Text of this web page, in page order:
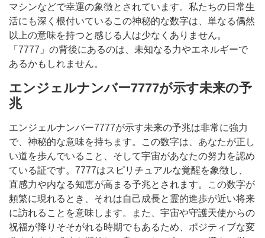
マシンなどで幸運の象徴とされています。私たちの日常生
活にも深く根付いているこの神秘的な数字は、単なる偶然
以上の意味を持つと感じる人は少なくありません。
「7777」の背後にあるのは、未知なる力やエネルギーで
あるかもしれません。
エンジェルナンバー7777が示す未来の予
兆
エンジェルナンバー7777が示す未来の予兆は非常に強力
で、神秘的な意味を持ちます。この数字は、あなたが正し
い道を歩んでいること、そして宇宙があなたの努力を認め
ている証です。7777はスピリチュアルな覚醒を象徴し、
直感力や内なる知恵が高まる予兆とされます。この数字が
頻繁に現れるとき、それは自己成長と霊的進歩が近い将来
に訪れることを意味します。また、宇宙や守護天使からの
祝福が降りそそがれる時期でもあるため、ポジティブな変